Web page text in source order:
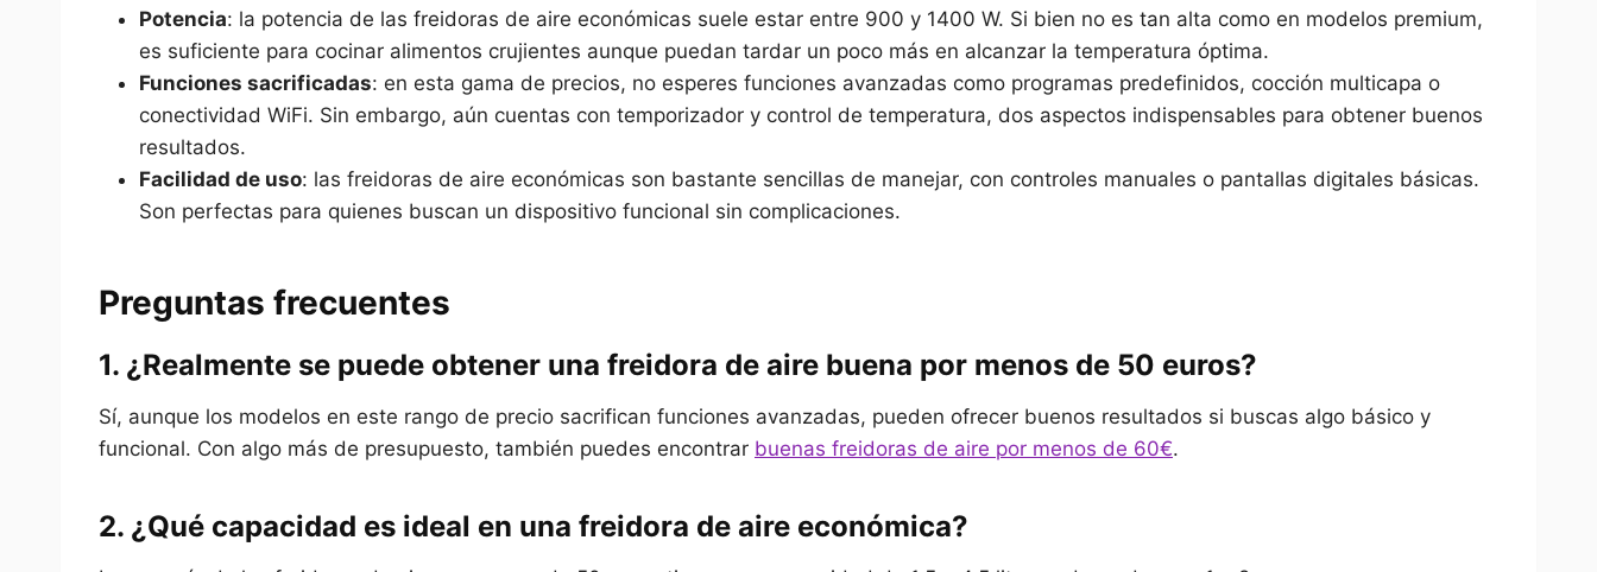
Potencia: la potencia de las freidoras de aire económicas suele estar entre 900 y 1400 W. Si bien no es tan alta como en modelos premium,
es suficiente para cocinar alimentos crujientes aunque puedan tardar un poco más en alcanzar la temperatura óptima.
Funciones sacrificadas: en esta gama de precios, no esperes funciones avanzadas como programas predefinidos, cocción multicapa o
conectividad WiFi. Sin embargo, aún cuentas con temporizador y control de temperatura, dos aspectos indispensables para obtener buenos
resultados.
Facilidad de uso: las freidoras de aire económicas son bastante sencillas de manejar, con controles manuales o pantallas digitales básicas.
Son perfectas para quienes buscan un dispositivo funcional sin complicaciones.
Preguntas frecuentes
1. ¿Realmente se puede obtener una freidora de aire buena por menos de 50 euros?
Sí, aunque los modelos en este rango de precio sacrifican funciones avanzadas, pueden ofrecer buenos resultados si buscas algo básico y
funcional. Con algo más de presupuesto, también puedes encontrar buenas freidoras de aire por menos de 60€.
2. ¿Qué capacidad es ideal en una freidora de aire económica?